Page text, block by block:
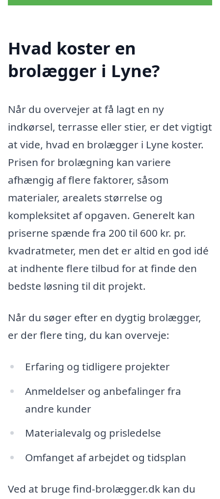
Hvad koster en
brolægger i Lyne?
Når du overvejer at få lagt en ny
indkørsel, terrasse eller stier, er det vigtigt
at vide, hvad en brolægger i Lyne koster.
Prisen for brolægning kan variere
afhængig af flere faktorer, såsom
materialer, arealets størrelse og
kompleksitet af opgaven. Generelt kan
priserne spænde fra 200 til 600 kr. pr.
kvadratmeter, men det er altid en god idé
at indhente flere tilbud for at finde den
bedste løsning til dit projekt.
Når du søger efter en dygtig brolægger,
er der flere ting, du kan overveje:
Erfaring og tidligere projekter
Anmeldelser og anbefalinger fra
andre kunder
Materialevalg og prisledelse
Omfanget af arbejdet og tidsplan
Ved at bruge find-brolægger.dk kan du